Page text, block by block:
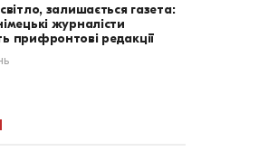
залишається газета:
журналісти
прифронтові редакції